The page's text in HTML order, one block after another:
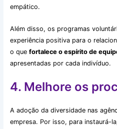
empático.
Além disso, os programas
experiência positiva para o
o que fortalece o espírito de
apresentadas por cada indivíduo.
4. Melhore os
A adoção da diversidade nas
empresa. Por isso, para instaurá-